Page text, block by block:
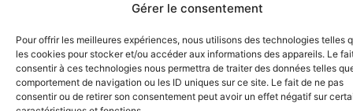
Gérer le consentement
Pour offrir les meilleures expériences, nous utilisons des technologies telles
les cookies pour stocker et/ou accéder aux informations des appareils. Le
consentir à ces technologies nous permettra de traiter des données telles
comportement de navigation ou les ID uniques sur ce site. Le fait de ne pas
consentir ou de retirer son consentement peut avoir un effet négatif sur